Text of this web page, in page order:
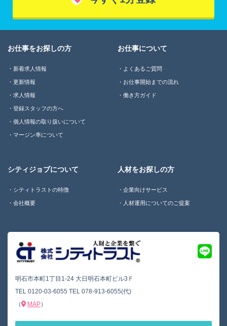
明石市本町1丁目1-24 大日明石本町ビル3Ｆ
TEL 0120-03-6055 TEL 078-913-6055(代)
（
MAP）
お仕事をお探しの方
新着求人情報
更新情報
求人情報
登録スタッフの方へ
個人情報の取り扱いについて
マージン率について
お仕事について
よくあるご質問
お仕事開始までの流れ
働き方ガイド
シティジョブについて
シティトラストの特徴
会社概要
人材をお探しの方
企業向けサービス
人材運用についてのご提案